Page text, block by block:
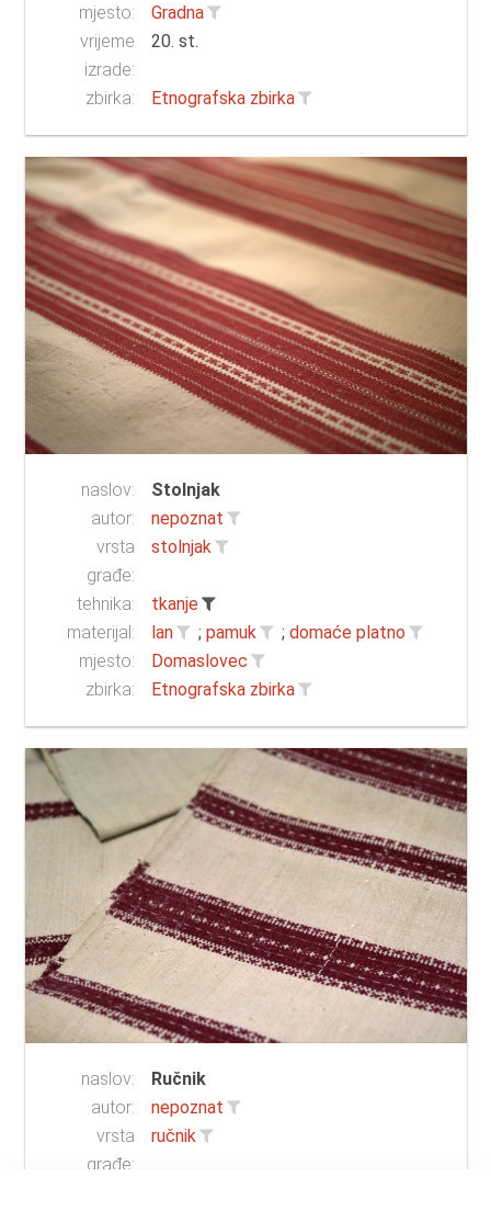
mjesto:
Gradna
vrijeme
izrade:
20. st.
zbirka: Etnografska zbirka
naslov:
Stolnjak
autor:
nepoznat
vrsta
građe:
stolnjak
tehnika:
tkanje
materijal:
lan ; pamuk ; domaće platno
mjesto:
Domaslovec
zbirka:
Etnografska zbirka
naslov:
Ručnik
autor:
nepoznat
vrsta
građe:
ručnik